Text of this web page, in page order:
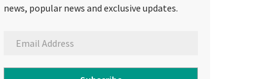
news, popular news and exclusive updates.